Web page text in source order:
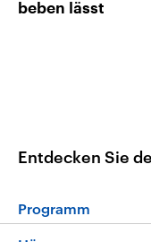
beben lässt
Entdecken Sie
Programm